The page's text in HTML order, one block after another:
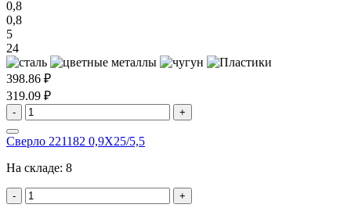
0,8
0,8
5
24
398.86 ₽
319.09 ₽
- +
Сверло 221182 0,9X25/5,5
На складе: 8
- +